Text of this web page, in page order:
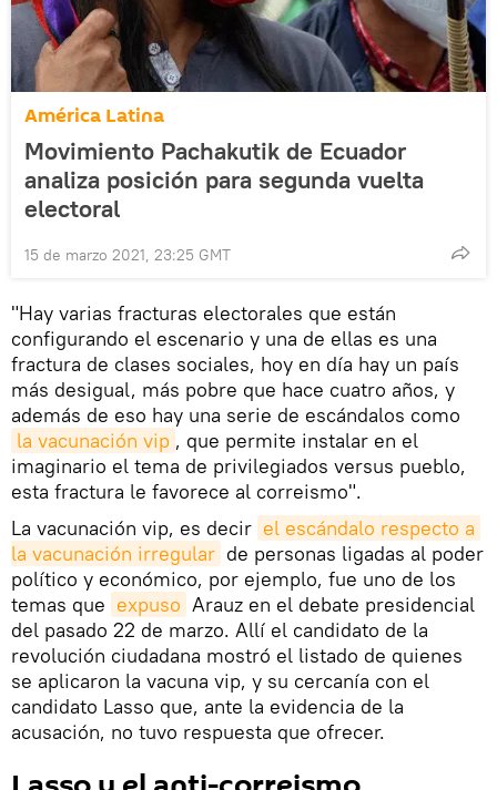
América Latina
Movimiento Pachakutik de Ecuador
analiza posición para segunda vuelta
electoral
15 de marzo 2021, 23:25 GMT
"Hay varias fracturas electorales que están
configurando el escenario y una de ellas es una
fractura de clases sociales, hoy en día hay un país
más desigual, más pobre que hace cuatro años, y
además de eso hay una serie de escándalos como
la vacunación vip , que permite instalar en el
imaginario el tema de privilegiados versus pueblo,
esta fractura le favorece al correismo".
La vacunación vip, es decir el escándalo respecto a
la vacunación irregular de personas ligadas al poder
político y económico, por ejemplo, fue uno de los
temas que expuso Arauz en el debate presidencial
del pasado 22 de marzo. Allí el candidato de la
revolución ciudadana mostró el listado de quienes
se aplicaron la vacuna vip, y su cercanía con el
candidato Lasso que, ante la evidencia de la
acusación, no tuvo respuesta que ofrecer.